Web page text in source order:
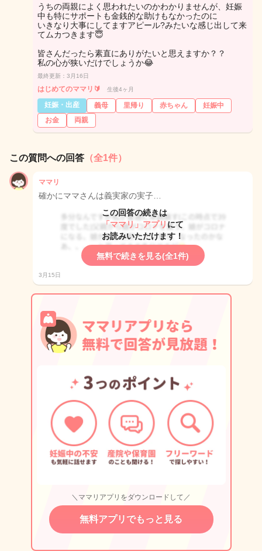
うちの両親によく思われたいのかわかりませんが、妊娠
中も特にサポートも金銭的な助けもなかったのに
いきなり大事にしてますアピール?みたいな感じ出して来
てムカつきます😇
皆さんだったら素直にありがたいと思えますか？？
私の心が狭いだけでしょうか😂
最終更新：3月16日
はじめてのママリ🔰 生後4ヶ月
妊娠・出産 義母 里帰り 赤ちゃん
妊娠中
お金
両親
この質問への回答 （全1件）
ママリ
確かにママさんは義実家の実子…
この回答の続きは
「ママリ」アプリ にて
お読みいただけます！
無料で続きを見る(全1件)
3月15日
＼ママリアプリをダウンロードして／
無料アプリでもっと見る